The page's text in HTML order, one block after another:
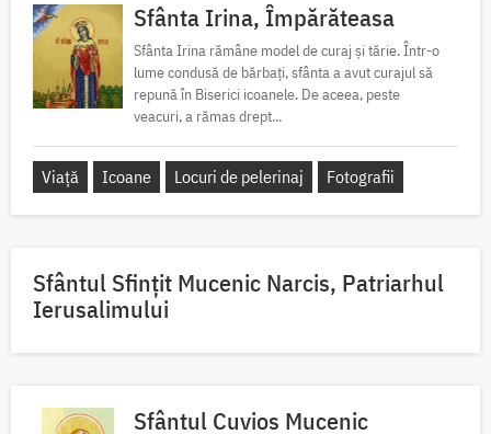
Sfânta Irina, Împărăteasa
Sfânta Irina rămâne model de curaj și tărie. Într-o
lume condusă de bărbați, sfânta a avut curajul să
repună în Biserici icoanele. De aceea, peste
veacuri, a rămas drept...
Viață Icoane Locuri de pelerinaj Fotografii
Sfântul Sfinţit Mucenic Narcis, Patriarhul
Ierusalimului
Sfântul Cuvios Mucenic